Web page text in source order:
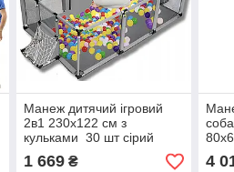
Манеж дитячий ігровий
2в1 230х122 см з
кульками 30 шт сірий
1 669₴ 4